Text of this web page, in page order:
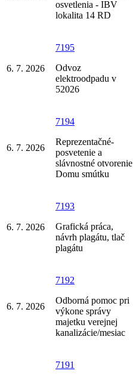
osvetlenia - IBV
lokalita 14 RD
6. 7. 2026
7195
Odvoz
elektroodpadu v
52026
6. 7. 2026
7194
Reprezentačné-
posvetenie a
slávnostné otvorenie
Domu smútku
6. 7. 2026
7193
Grafická práca,
návrh plagátu, tlač
plagátu
6. 7. 2026
7192
Odborná pomoc pri
výkone správy
majetku verejnej
kanalizácie/mesiac
7191